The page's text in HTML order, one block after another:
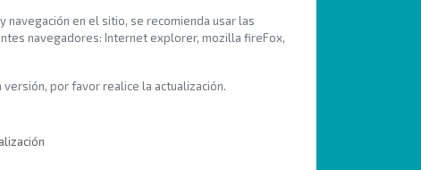
navegación en el sitio, se recomienda usar las
navegadores: Internet explorer, mozilla fireFox,
versión, por favor realice la actualización.